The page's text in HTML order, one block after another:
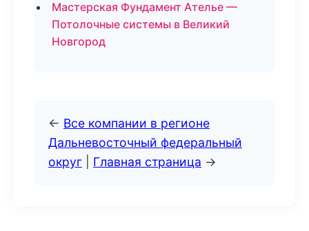
Мастерская Фундамент Ателье —
Потолочные системы в Великий
Новгород
← Все компании в регионе
Дальневосточный федеральный
округ
Главная страница →